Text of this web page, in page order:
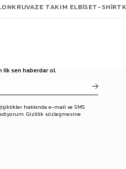
sen haberdar ol.
hakkında e-mail ve SMS
Gizlilik sözleşmesine
KRUVAZE TAKIM ELBISET-SHIRT